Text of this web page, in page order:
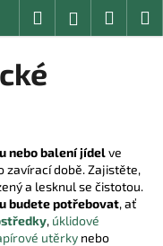
HledatPřihlášení
nebo balení jídelve
zavírací době. Zajistěte,
a lesknul se čistotou.
budete potřebovat, ať
, úklidové
utěrky nebo